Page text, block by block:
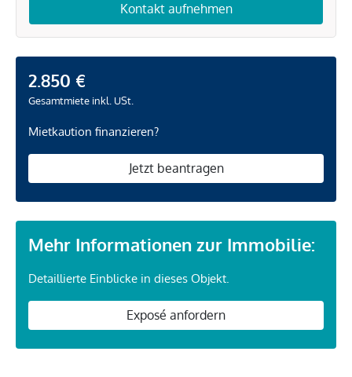
Kontakt aufnehmen
2.850 €
Gesamtmiete inkl. USt.
Mietkaution finanzieren?
Jetzt beantragen
Mehr Informationen zur Immobilie:
Detaillierte Einblicke in dieses Objekt.
Exposé anfordern